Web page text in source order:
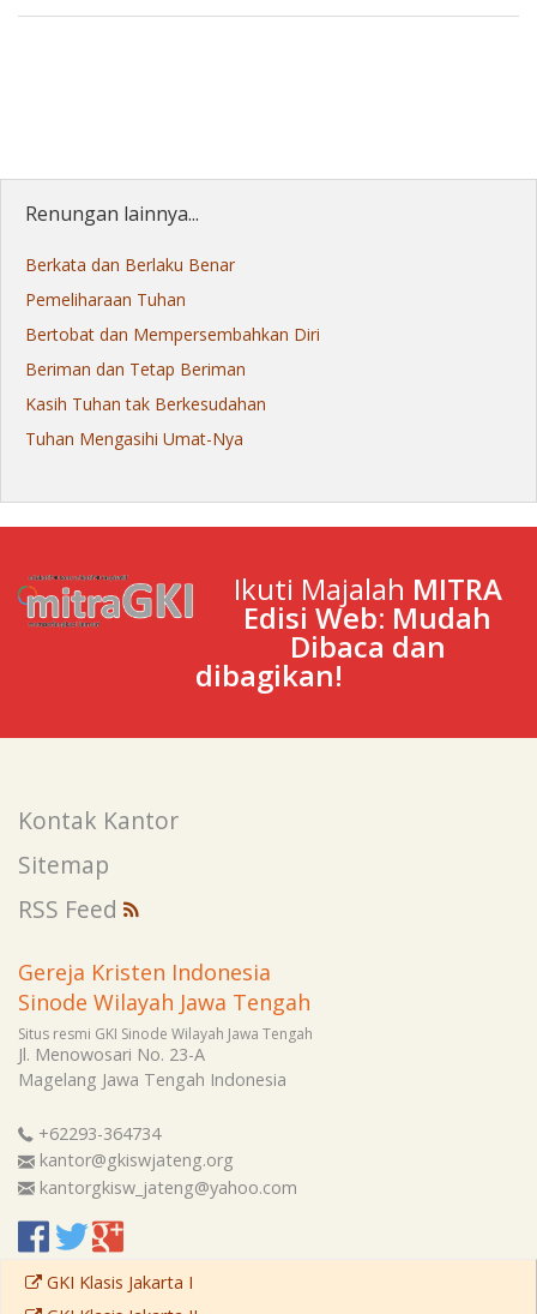
Renungan lainnya...
Berkata dan Berlaku Benar
Pemeliharaan Tuhan
Bertobat dan Mempersembahkan Diri
Beriman dan Tetap Beriman
Kasih Tuhan tak Berkesudahan
Tuhan Mengasihi Umat-Nya
Ikuti Majalah MITRA
Edisi Web: Mudah
Dibaca dan
dibagikan!
Kontak Kantor
Sitemap
RSS Feed
Gereja Kristen Indonesia
Sinode Wilayah Jawa Tengah
Situs resmi GKI Sinode Wilayah Jawa Tengah
Jl. Menowosari No. 23-A
Magelang Jawa Tengah Indonesia
+62293-364734
kantor@gkiswjateng.org
kantorgkisw_jateng@yahoo.com
GKI Klasis Jakarta I